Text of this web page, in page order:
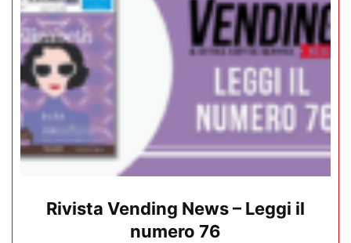
Rivista Vending News – Leggi il
numero 76